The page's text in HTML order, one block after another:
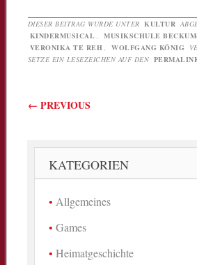
DIESER BEITRAG WURDE UNTER KULTUR
KINDERMUSICAL , MUSIKSCHULE
VERONIKA TE REH , WOLFGANG KÖNIG
SETZE EIN LESEZEICHEN AUF DEN
← PREVIOUS
KATEGORIEN
Allgemeines
Games
Heimatgeschichte